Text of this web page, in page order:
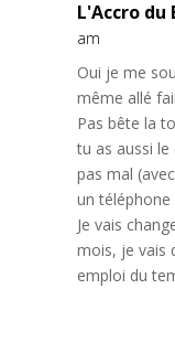
L'Accro du
am
Oui je me
même allé
Pas bête la
tu as aussi
pas mal
un téléphone
Je vais
mois, je vais
emploi du